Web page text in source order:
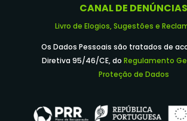
CANAL DE DENÚNCIAS
Livro de Elogios, Sugestões e
Os Dados Pessoais são tratados de
Diretiva 95/46/CE, doRegulamento
Proteção de Dados